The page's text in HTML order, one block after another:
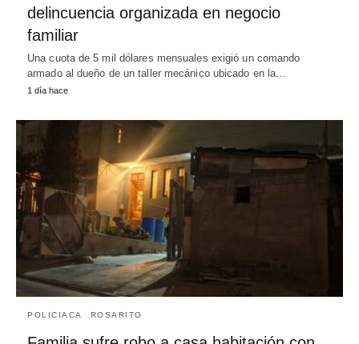
delincuencia organizada en negocio
familiar
Una cuota de 5 mil dólares mensuales exigió un comando
armado al dueño de un taller mecánico ubicado en la…
1 día hace
POLICIACA ROSARITO